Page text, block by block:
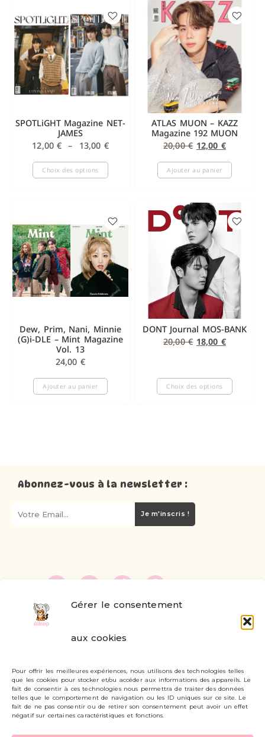
Gérer le consentement
aux cookies
Pour offrir les meilleures expériences, nous utilisons des technologies telles
que les cookies pour stocker et/ou accéder aux informations des appareils. Le
fait de consentir à ces technologies nous permettra de traiter des données
telles que le comportement de navigation ou les ID uniques sur ce site. Le
fait de ne pas consentir ou de retirer son consentement peut avoir un effet
négatif sur certaines caractéristiques et fonctions.
SPOTLiGHT Magazine NET-
JAMES
12,00€ – 13,00 €
Choix des options
ATLAS MUON – KAZZ
Magazine 192 MUON
20,00€ 12,00 €
Ajouter au panier
Dew, Prim, Nani, Minnie
(G)i-DLE – Mint Magazine
Vol. 13
24,00 €
Ajouter au panier
DONT Journal MOS-BANK
20,00€ 18,00 €
Choix des options
Abonnez-vous à la newsletter :
Je m'inscris !
Livraisons et retours
Mon compte
Carte cadeau